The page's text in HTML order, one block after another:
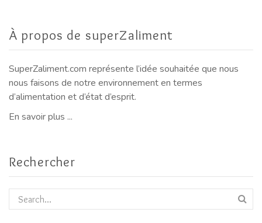
À propos de superZaliment
SuperZaliment.com représente l’idée souhaitée que nous
nous faisons de notre environnement en termes
d’alimentation et d’état d’esprit.
En savoir plus ...
Rechercher